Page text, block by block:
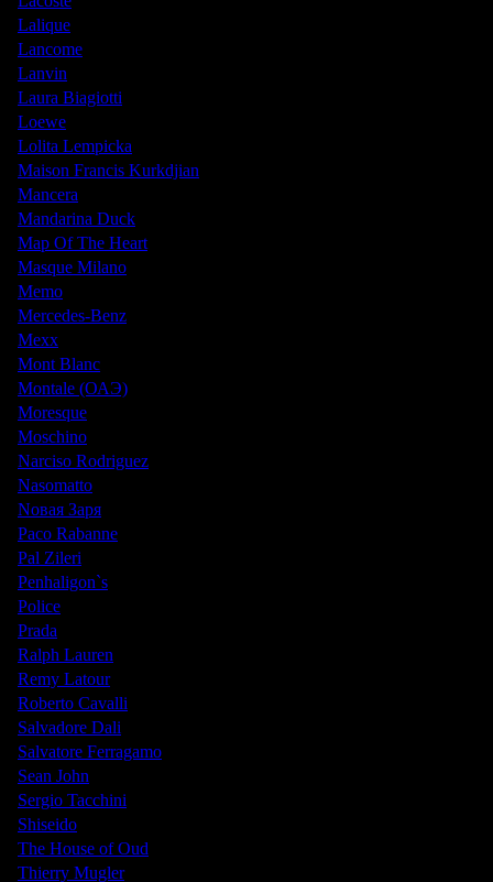
Lalique
Lancome
Lanvin
Laura Biagiotti
Loewe
Lolita Lempicka
Maison Francis Kurkdjian
Mancera
Mandarina Duck
Map Of The Heart
Masque Milano
Memo
Mercedes-Benz
Mexx
Mont Blanc
Montale (ОАЭ)
Moresque
Moschino
Narciso Rodriguez
Nasomatto
Nовая Заря
Paco Rabanne
Pal Zileri
Penhaligon`s
Police
Prada
Ralph Lauren
Remy Latour
Roberto Cavalli
Salvadore Dali
Salvatore Ferragamo
Sean John
Sergio Tacchini
Shiseido
The House of Oud
Thierry Mugler